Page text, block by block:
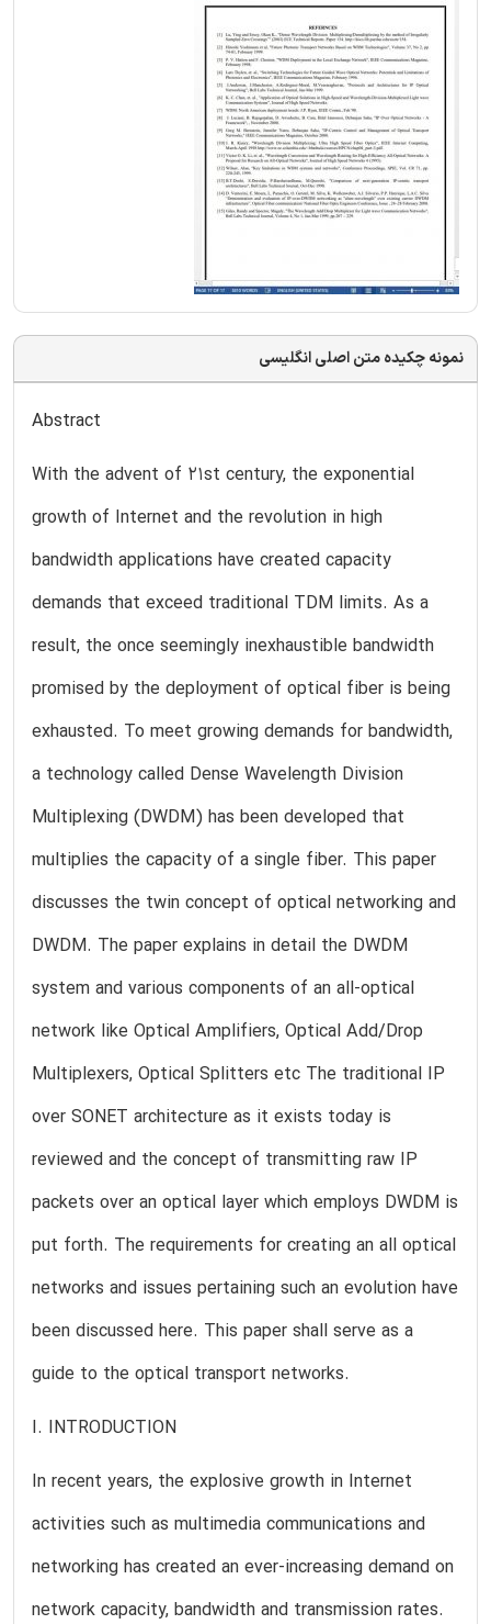
نمونه چکیده متن اصلی انگلیسی
Abstract
With the advent of 21st century, the exponential
growth of Internet and the revolution in high
bandwidth applications have created capacity
demands that exceed traditional TDM limits. As a
result, the once seemingly inexhaustible bandwidth
promised by the deployment of optical fiber is being
exhausted. To meet growing demands for bandwidth,
a technology called Dense Wavelength Division
Multiplexing (DWDM) has been developed that
multiplies the capacity of a single fiber. This paper
discusses the twin concept of optical networking and
DWDM. The paper explains in detail the DWDM
system and various components of an all-optical
network like Optical Amplifiers, Optical Add/Drop
Multiplexers, Optical Splitters etc The traditional IP
over SONET architecture as it exists today is
reviewed and the concept of transmitting raw IP
packets over an optical layer which employs DWDM is
put forth. The requirements for creating an all optical
networks and issues pertaining such an evolution have
been discussed here. This paper shall serve as a
guide to the optical transport networks.
I. INTRODUCTION
In recent years, the explosive growth in Internet
activities such as multimedia communications and
networking has created an ever-increasing demand on
network capacity, bandwidth and transmission rates.